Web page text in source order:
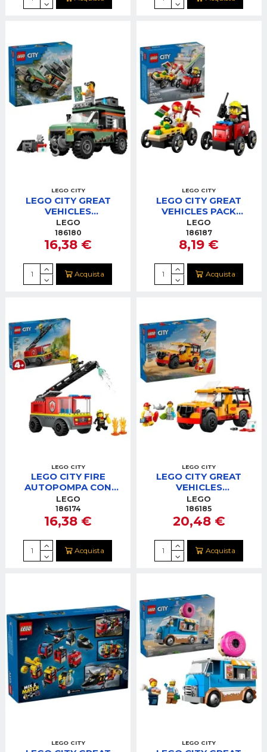
LEGO CITY
LEGO CITY GREAT
VEHICLES
FUORISTRADA DI
MONTAGNA 4X4
LEGO
186180
16,38 €
Acquista
LEGO CITY
LEGO CITY GREAT
VEHICLES PACK
VEICOLI DA CORSA:
PIZZAIOLO CONTRO
POMPI
LEGO
186187
8,19 €
Acquista
LEGO CITY
LEGO CITY FIRE
AUTOPOMPA CON
SCALA
LEGO
186174
16,38 €
Acquista
LEGO CITY
LEGO CITY GREAT
VEHICLES
FUORISTRADA DI
SOCCORSO DEL
BAGNINO
LEGO
186185
20,48 €
Acquista
LEGO CITY LEGO CITY